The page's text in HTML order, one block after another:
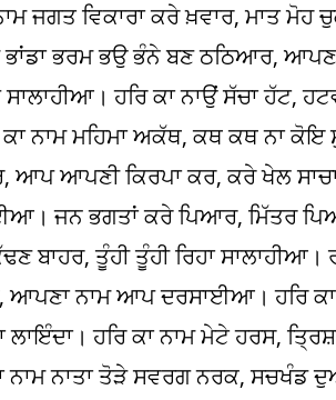
ਜਗਤ ਵਿਕਾਰਾ ਕਰੇ ਖ਼ਵਾਰ, ਮਾਤ ਮੋਹ
ਭਾਂਡਾ ਭਰਮ ਭਉ ਭੰਨੇ ਬਣ ਠਠਿਆਰ,
ਹਰਿ ਕਾ ਨਾਉਂ ਸੱਚਾ ਹੱਟ,
ਨਾਮ ਮਹਿਮਾ ਅਕੱਥ, ਕਥ ਕਥ ਨਾ ਕੋਇ
ਆਪ ਆਪਣੀ ਕਿਰਪਾ ਕਰ, ਕਰੇ ਖੇਲ
ਜਨ ਭਗਤਾਂ ਕਰੇ ਪਿਆਰ, ਮਿੱਤਰ
ਬਾਹਰ, ਤੂੰਹੀ ਤੂੰਹੀ ਰਿਹਾ
ਨਾਮ ਆਪ ਦਰਸਾਈਆ। ਹਰਿ ਕਾ
ਹਰਿ ਕਾ ਨਾਮ ਮੇਟੇ ਹਰਸ,
ਨਾਮ ਨਾਤਾ ਤੋੜੇ ਸਵਰਗ ਨਰਕ, ਸਚਖੰਡ